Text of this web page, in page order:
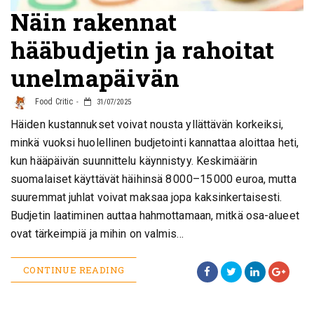
Näin rakennat
hääbudjetin ja rahoitat
unelmapäivän
Food Critic 31/07/2025
Häiden kustannukset voivat nousta yllättävän korkeiksi,
minkä vuoksi huolellinen budjetointi kannattaa aloittaa heti,
kun hääpäivän suunnittelu käynnistyy. Keskimäärin
suomalaiset käyttävät häihinsä 8 000–15 000 euroa, mutta
suuremmat juhlat voivat maksaa jopa kaksinkertaisesti.
Budjetin laatiminen auttaa hahmottamaan, mitkä osa-alueet
ovat tärkeimpiä ja mihin on valmis…
CONTINUE READING